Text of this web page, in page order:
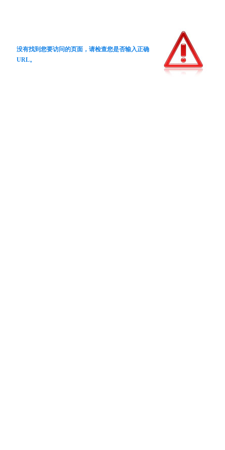
没有找到您要访问的页面，请检查您是否输入正确
URL。